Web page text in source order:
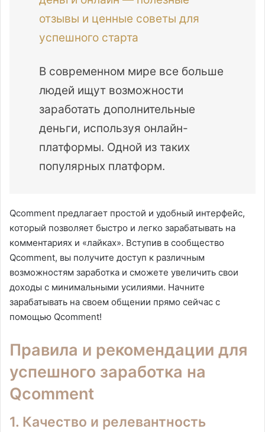
отзывы и ценные советы для
успешного старта
В современном мире все больше
людей ищут возможности
заработать дополнительные
деньги, используя онлайн-
платформы. Одной из таких
популярных платформ.
Qcomment предлагает простой и удобный интерфейс,
который позволяет быстро и легко зарабатывать на
комментариях и «лайках». Вступив в сообщество
Qcomment, вы получите доступ к различным
возможностям заработка и сможете увеличить свои
доходы с минимальными усилиями. Начните
зарабатывать на своем общении прямо сейчас с
помощью Qcomment!
Правила и рекомендации для
успешного заработка на
Qcomment
1. Качество и релевантность